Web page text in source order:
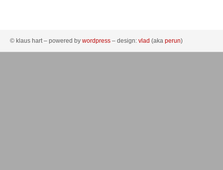
© klaus hart – powered by wordpress – design: vlad (aka perun)